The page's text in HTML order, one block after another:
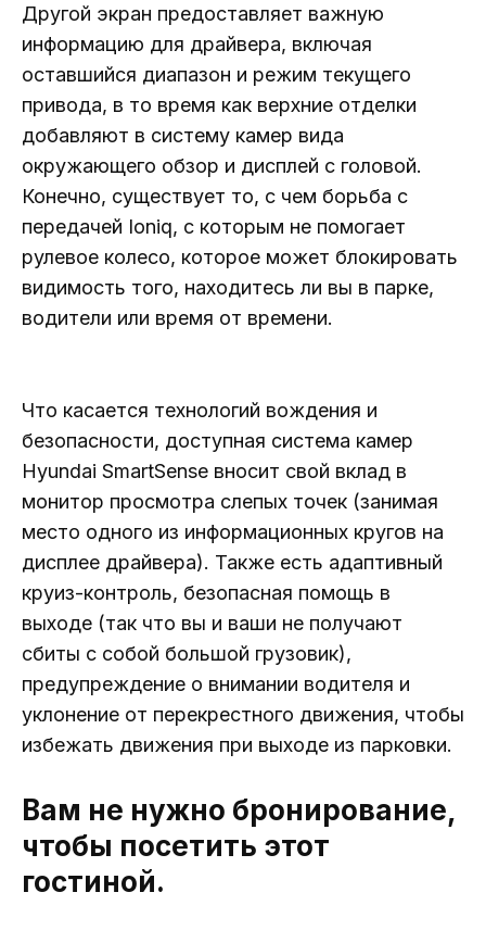
Другой экран предоставляет важную
информацию для драйвера, включая
оставшийся диапазон и режим текущего
привода, в то время как верхние отделки
добавляют в систему камер вида
окружающего обзор и дисплей с головой.
Конечно, существует то, с чем борьба с
передачей Ioniq, с которым не помогает
рулевое колесо, которое может блокировать
видимость того, находитесь ли вы в парке,
водители или время от времени.
Что касается технологий вождения и
безопасности, доступная система камер
Hyundai SmartSense вносит свой вклад в
монитор просмотра слепых точек (занимая
место одного из информационных кругов на
дисплее драйвера). Также есть адаптивный
круиз-контроль, безопасная помощь в
выходе (так что вы и ваши не получают
сбиты с собой большой грузовик),
предупреждение о внимании водителя и
уклонение от перекрестного движения, чтобы
избежать движения при выходе из парковки.
Вам не нужно бронирование,
чтобы посетить этот
гостиной.